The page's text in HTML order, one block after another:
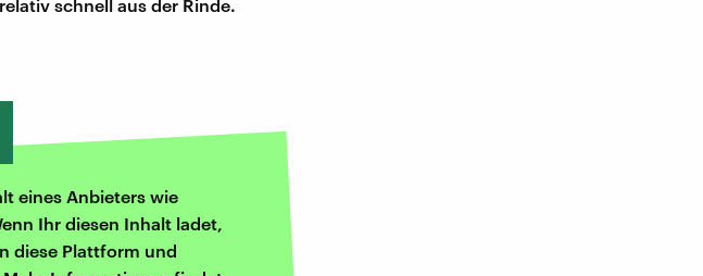
schnell aus der Rinde.
eines Anbieters wie
Ihr diesen Inhalt ladet,
diese Plattform und